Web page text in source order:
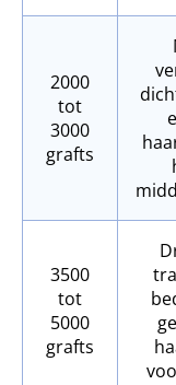
2000
tot
3000
grafts
3500
tot
5000
grafts